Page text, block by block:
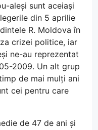
aleși sunt aceiași
din 5 aprilie
R. Moldova în
crizei politice, iar
ne-au reprezentat
2009. Un alt grup
de mai mulți ani
cei pentru care
de 47 de ani și